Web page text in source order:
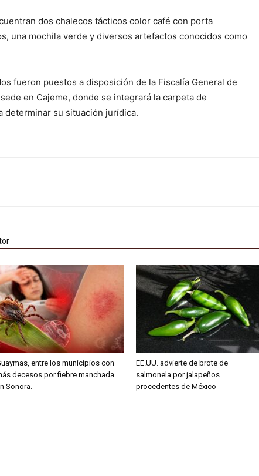
dos chalecos tácticos color café con porta
una mochila verde y diversos artefactos conocidos como
fueron puestos a disposición de la Fiscalía General de
en Cajeme, donde se integrará la carpeta de
determinar su situación jurídica.
entre los municipios con
decesos por fiebre manchada
Sonora.
EE.UU. advierte de brote de
salmonela por jalapeños
procedentes de México